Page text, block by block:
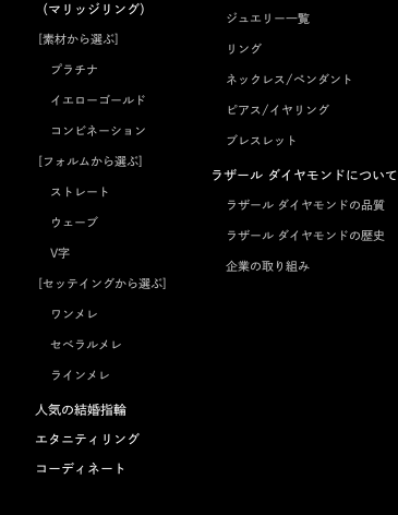
（マリッジリング）
[素材から選ぶ]
プラチナ
イエローゴールド
コンビネーション
[フォルムから選ぶ]
ストレート
ウェーブ
V字
[セッテイングから選ぶ]
ワンメレ
セベラルメレ
ラインメレ
人気の結婚指輪
エタニティリング
コーディネート
ジュエリー一覧
リング
ネックレス/ペンダント
ピアス/イヤリング
ブレスレット
ラザール ダイヤモンドについて
ラザール ダイヤモンドの品質
ラザール ダイヤモンドの歴史
企業の取り組み